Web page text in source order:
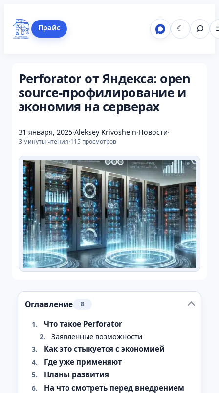
содержимому
Поиск
☾
Прайс Mastodon
LinkedIn
GitHub
Perforator от Яндекса: open
source-профилирование и
экономия на серверах
31 января, 2025·Aleksey Krivoshein·Новости·
3 минуты чтения·115 просмотров
Оглавление 8
Что такое Perforator
Заявленные возможности
Как это стыкуется с экономией
Где уже применяют
Планы развития
На что смотреть перед внедрением